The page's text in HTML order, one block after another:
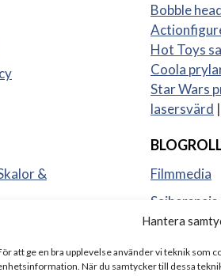
Hantera
att ge en bra upplevelse använder vi teknik som
När du samtycker till dessa
&
Bobble
Hot Toys
Coola
Star Wars
lasersvärd |
Filmmedia
Sajberspejs
Strange